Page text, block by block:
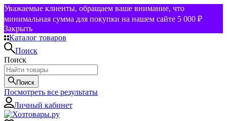
Уважаемые клиенты, обращаем ваше внимание, что
минимальная сумма для покупки на нашем сайте 5 000 ₽
Закрыть
Каталог товаров
Поиск
Поиск
Поиск
Посмотреть все результаты
Личный кабинет